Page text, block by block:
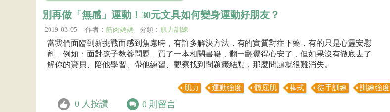
別再做「無感」運動！30元文具如何變身運動好朋友？
2019-03-05 作者： 筋肉媽媽 分類： 肌力訓練
當我們面臨到新挑戰而感到焦慮時，有許多解決方法，有的實質對症下藥，有的只是心靈安慰
劑，例如：面對孩子教養問題，買了一本相關書籍，翻一翻覺得心安了，但如果沒有徹底去了
解你的寶貝、陪他學習、帶他練習、觀察找到問題癥結點，那麼問題就很難消失。
肌力 運動強度 髖屈肌 棒式 徒手訓練 訓練強度
0 人按讚 0 則留言